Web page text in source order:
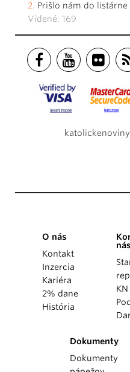
Prišlo nám do listárne
Videné: 169
O nás
Kontakt
Inzercia
Kariéra
2% dane
História
nás
KN
Dokumenty
Dokumenty